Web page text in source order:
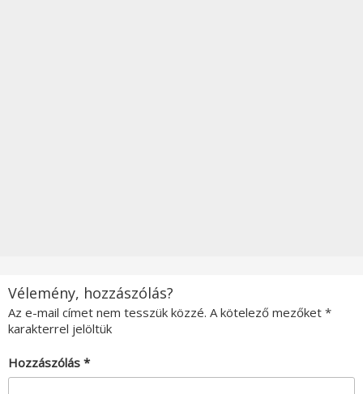
Vélemény, hozzászólás?
Az e-mail címet nem tesszük közzé. A kötelező mezőket *
karakterrel jelöltük
Hozzászólás *